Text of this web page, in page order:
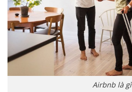
Airbnb là gì